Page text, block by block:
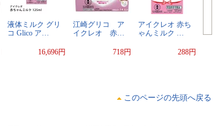
液体ミルク グリ
コ Glico ア…
16,696円
江崎グリコ ア
イクレオ 赤…
718円
アイクレオ 赤ち
ゃんミルク …
288円
このページの先頭へ戻る